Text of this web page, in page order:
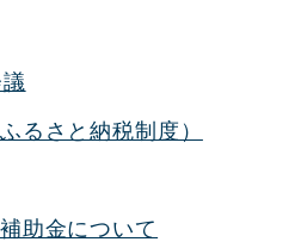
るさと納税制度）
助金について